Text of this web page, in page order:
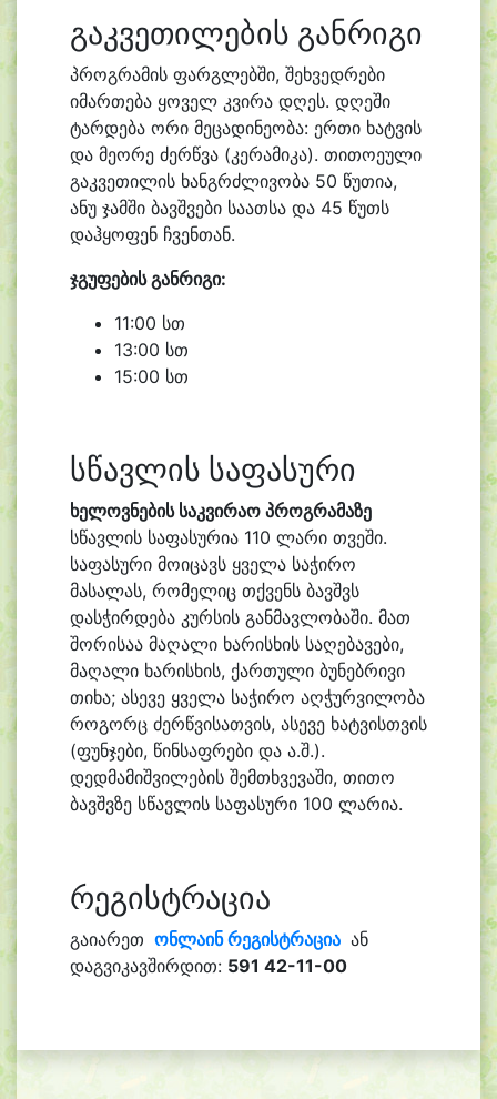
გაკვეთილების განრიგი
პროგრამის ფარგლებში, შეხვედრები
იმართება ყოველ კვირა დღეს. დღეში
ტარდება ორი მეცადინეობა: ერთი ხატვის
და მეორე ძერწვა (კერამიკა). თითოეული
გაკვეთილის ხანგრძლივობა 50 წუთია,
ანუ ჯამში ბავშვები საათსა და 45 წუთს
დაჰყოფენ ჩვენთან.
ჯგუფების განრიგი:
11:00 სთ
13:00 სთ
15:00 სთ
სწავლის საფასური
ხელოვნების საკვირაო პროგრამაზე
სწავლის საფასურია 110 ლარი თვეში.
საფასური მოიცავს ყველა საჭირო
მასალას, რომელიც თქვენს ბავშვს
დასჭირდება კურსის განმავლობაში. მათ
შორისაა მაღალი ხარისხის საღებავები,
მაღალი ხარისხის, ქართული ბუნებრივი
თიხა; ასევე ყველა საჭირო აღჭურვილობა
როგორც ძერწვისათვის, ასევე ხატვისთვის
(ფუნჯები, წინსაფრები და ა.შ.).
დედმამიშვილების შემთხვევაში, თითო
ბავშვზე სწავლის საფასური 100 ლარია.
რეგისტრაცია
გაიარეთ ონლაინ რეგისტრაცია ან
დაგვიკავშირდით: 591 42-11-00